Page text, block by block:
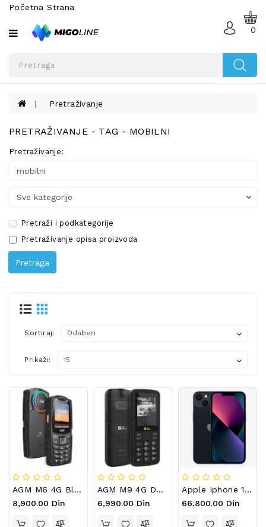
Početna Strana
Sve
kategorije
MOBILNI
I
NA
SMART
ZA
MOBILNE
TELEFONE
DEVIA
XO
PRATEĆA
ZA
TELEFONE
0
Pretraživanje
PRETRAŽIVANJE - TAG - MOBILNI
Pretraživanje:
Pretraži i podkategorije
Pretraživanje opisa proizvoda
Sortiraj:
Prikaži:
AGM M6 4G Black
8,900.00 Din
AGM M9 4G DS Crni
6,990.00 Din
Apple Iphone 13 128GB Midnight
66,800.00 Din